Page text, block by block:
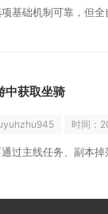
基础机制可靠，但
中获取坐骑
时间：
过主线任务、副本